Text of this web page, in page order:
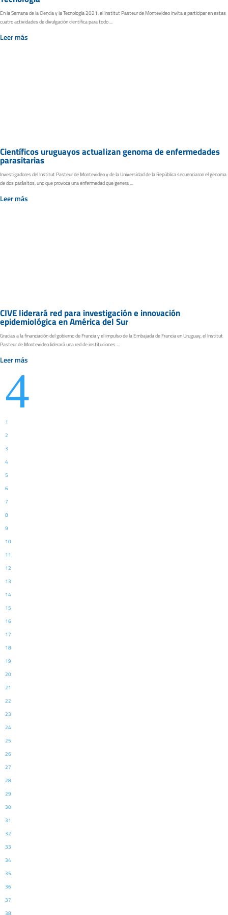
En la Semana de la Ciencia y la Tecnología 2021, el Institut Pasteur de Montevideo invita a participar en estas
cuatro actividades de divulgación científica para todo ...
Leer más
Científicos uruguayos actualizan genoma de enfermedades
parasitarias
Investigadores del Institut Pasteur de Montevideo y de la Universidad de la República secuenciaron el genoma
de dos parásitos, uno que provoca una enfermedad que genera ...
Leer más
CIVE liderará red para investigación e innovación
epidemiológica en América del Sur
Gracias a la financiación del gobierno de Francia y el impulso de la Embajada de Francia en Uruguay, el Institut
Pasteur de Montevideo liderará una red de instituciones ...
Leer más
4
1
2
3
4
5
6
7
8
9
10
11
12
13
14
15
16
17
18
19
20
21
22
23
24
25
26
27
28
29
30
31
32
33
34
35
36
37
38